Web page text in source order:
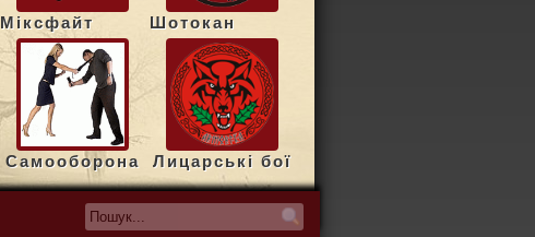
Міксфайт Шотокан
Самооборона Лицарські бої